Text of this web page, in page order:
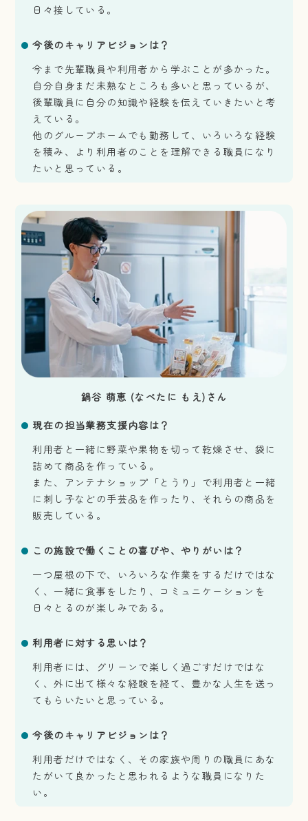
日々接している。
今後のキャリアビジョンは？
今まで先輩職員や利用者から学ぶことが多かった。
自分自身まだ未熟なところも多いと思っているが、
後輩職員に自分の知識や経験を伝えていきたいと考
えている。
他のグループホームでも勤務して、いろいろな経験
を積み、より利用者のことを理解できる職員になり
たいと思っている。
鍋谷 萌恵 (なべたに もえ)さん
現在の担当業務支援内容は？
利用者と一緒に野菜や果物を切って乾燥させ、袋に
詰めて商品を作っている。
また、アンテナショップ「とうり」で利用者と一緒
に刺し子などの手芸品を作ったり、それらの商品を
販売している。
この施設で働くことの喜びや、やりがいは？
一つ屋根の下で、いろいろな作業をするだけではな
く、一緒に食事をしたり、コミュニケーションを
日々とるのが楽しみである。
利用者に対する思いは？
利用者には、グリーンで楽しく過ごすだけではな
く、外に出て様々な経験を経て、豊かな人生を送っ
てもらいたいと思っている。
今後のキャリアビジョンは？
利用者だけではなく、その家族や周りの職員にあな
たがいて良かったと思われるような職員になりた
い。